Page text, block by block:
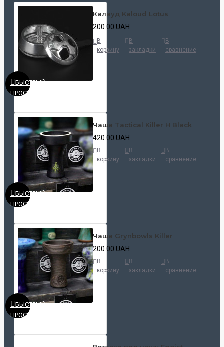
БЫСТРЫЙ
ПРОСМОТР
Калауд Kaloud Lotus
200.00 UAH
В
корзину
В
закладки
В
сравнение
БЫСТРЫЙ
ПРОСМОТР
Чаша Tactical Killer H Black
420.00 UAH
В
корзину
В
закладки
В
сравнение
БЫСТРЫЙ
ПРОСМОТР
Чаша Grynbowls Killer
200.00 UAH
В
корзину
В
закладки
В
сравнение